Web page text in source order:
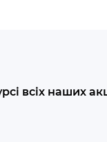
всіх наших